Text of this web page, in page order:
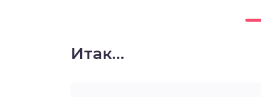
Итак…